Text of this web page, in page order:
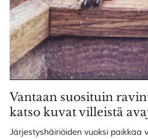
Vantaan suosituin
katso kuvat villeistä
Järjestyshäiriöiden vuoksi paikkaa